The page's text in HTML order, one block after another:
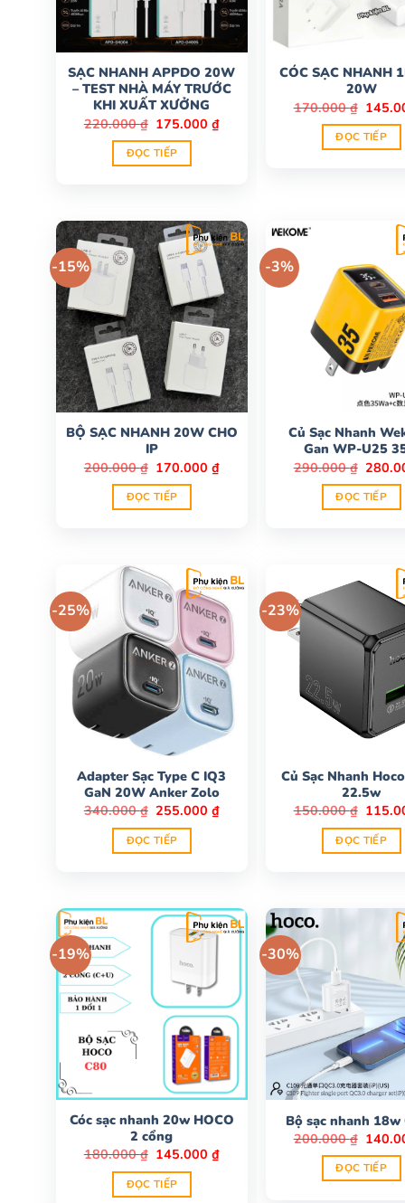
SẠC NHANH APPDO 20W
– TEST NHÀ MÁY TRƯỚC
KHI XUẤT XƯỞNG
220.000₫ Giá
gốc
là:
220.000 ₫.
175.000₫Giá
ĐỌC TIẾP
CÓC SẠC NHANH
20W
170.000₫ Giá
là:
ĐỌC TIẾP
-15%
BỘ SẠC NHANH 20W CHO
IP
200.000₫ Giá
gốc
là:
200.000 ₫.
170.000₫Giá
ĐỌC TIẾP
-3%
Củ Sạc Nhanh
Gan WP-U25
290.000₫ Giá
gốc
là:
ĐỌC TIẾP
-25%
Adapter Sạc Type C IQ3
GaN 20W Anker Zolo
340.000₫ Giá
là:
340.000 ₫.
255.000₫Giá
ĐỌC TIẾP
-23%
Củ Sạc Nhanh
22.5w
150.000₫ Giá
là:
ĐỌC TIẾP
-19%
Cóc sạc nhanh 20w HOCO
2 cổng
180.000₫ Giá
là:
180.000 ₫.
145.000₫Giá
ĐỌC TIẾP
-30%
Bộ sạc nhanh 18w
200.000₫ Giá
là:
ĐỌC TIẾP